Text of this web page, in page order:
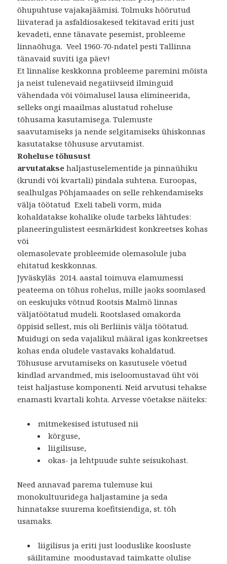
õhupuhtuse vajakajäämisi. Tolmuks hõõrutud
liivaterad ja asfaldiosakesed tekitavad eriti just
kevadeti, enne tänavate pesemist, probleeme
linnaõhuga. Veel 1960-70-ndatel pesti Tallinna
tänavaid suviti iga päev!
Et linnalise keskkonna probleeme paremini mõista
ja neist tulenevaid negatiivseid ilminguid
vähendada või võimalusel lausa elimineerida,
selleks ongi maailmas alustatud roheluse
tõhusama kasutamisega. Tulemuste
saavutamiseks ja nende selgitamiseks ühiskonnas
kasutatakse tõhususe arvutamist.
Rohelusetõhusust
arvutataksehaljastuselementide ja pinnaühiku
(krundi või kvartali) pindala suhtena. Euroopas,
sealhulgas Põhjamaades on selle rehkendamiseks
välja töötatud Exeli tabeli vorm, mida
kohaldatakse kohalike olude tarbeks lähtudes:
planeeringulistest eesmärkidest konkreetses kohas
või
olemasolevate probleemide olemasolule juba
ehitatud keskkonnas.
Jyväskyläs 2014. aastal toimuva elamumessi
peateema on tõhus rohelus, mille jaoks soomlased
on eeskujuks võtnud Rootsis Malmö linnas
väljatöötatud mudeli. Rootslased omakorda
õppisid sellest, mis oli Berliinis välja töötatud.
Muidugi on seda vajalikul määral igas konkreetses
kohas enda oludele vastavaks kohaldatud.
Tõhususe arvutamiseks on kasutusele võetud
kindlad arvandmed, mis iseloomustavad üht või
teist haljastuse komponenti. Neid arvutusi tehakse
enamasti kvartali kohta. Arvesse võetakse näiteks:
mitmekesised istutused nii
kõrguse,
liigilisuse,
okas- ja lehtpuude suhte seisukohast.
Need annavad parema tulemuse kui
monokultuuridega haljastamine ja seda
hinnatakse suurema koefitsiendiga, st. tõh
usamaks.
liigilisus ja eriti just looduslike koosluste
säilitamine moodustavad taimkatte olulise